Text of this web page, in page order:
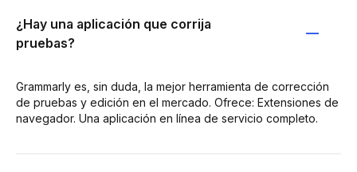
¿Hay una aplicación que corrija
pruebas?
Grammarly es, sin duda, la mejor herramienta de corrección
de pruebas y edición en el mercado. Ofrece: Extensiones de
navegador. Una aplicación en línea de servicio completo.